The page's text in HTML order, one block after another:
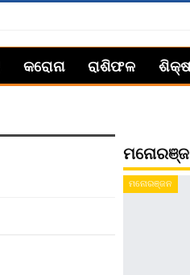
କରୋନା ରାଶିଫଳ
ମନୋରଞ୍ଜନ